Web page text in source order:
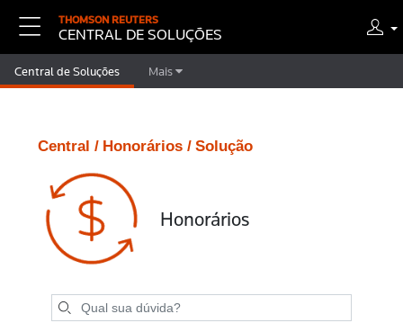
THOMSON REUTERS
CENTRAL DE SOLUÇÕES
Central de Soluções Mais
Central / Honorários / Solução
Honorários